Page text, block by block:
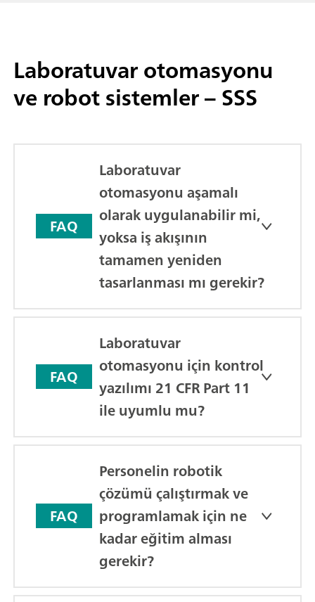
Laboratuvar otomasyonu
ve robot sistemler – SSS
FAQ
Laboratuvar
otomasyonu aşamalı
olarak uygulanabilir mi,
yoksa iş akışının
tamamen yeniden
tasarlanması mı gerekir?
FAQ
Laboratuvar
otomasyonu için kontrol
yazılımı 21 CFR Part 11
ile uyumlu mu?
FAQ
Personelin robotik
çözümü çalıştırmak ve
programlamak için ne
kadar eğitim alması
gerekir?